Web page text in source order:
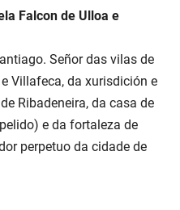
Falcon de Ulloa e
Señor das vilas de
Villafeca, da xurisdición e
Ribadeneira, da casa de
e da fortaleza de
perpetuo da cidade de